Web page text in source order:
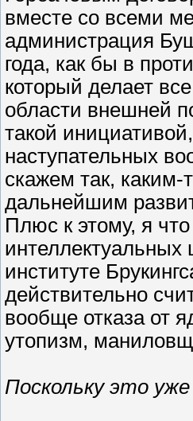
вместе со всеми
администрация
года, как бы в
который делает
области внешней
такой
наступательных
скажем так,
дальнейшим
Плюс к этому, я
интеллектуальных
институте
действительно
вообще отказа от
утопизм,
Поскольку это